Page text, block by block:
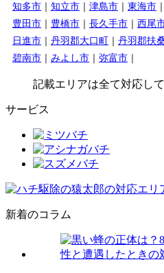
知多市
知立市 津島市 東海市
豊田市
豊橋市 長久手市 西尾
日進市
丹羽郡大口町 丹羽郡扶
碧南市
みよし市 弥富市
記載エリアは全て対応し
サービス
新着のコラム